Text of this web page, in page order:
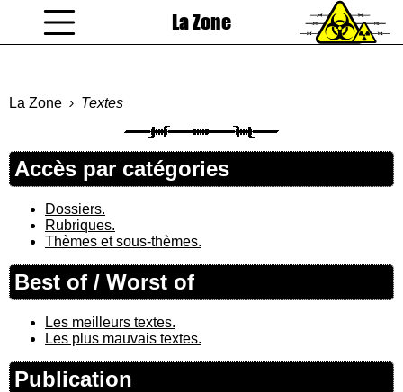
La Zone
La Zone Textes
Accès par catégories
Dossiers.
Rubriques.
Thèmes et sous-thèmes.
Best of / Worst of
Les meilleurs textes.
Les plus mauvais textes.
Publication